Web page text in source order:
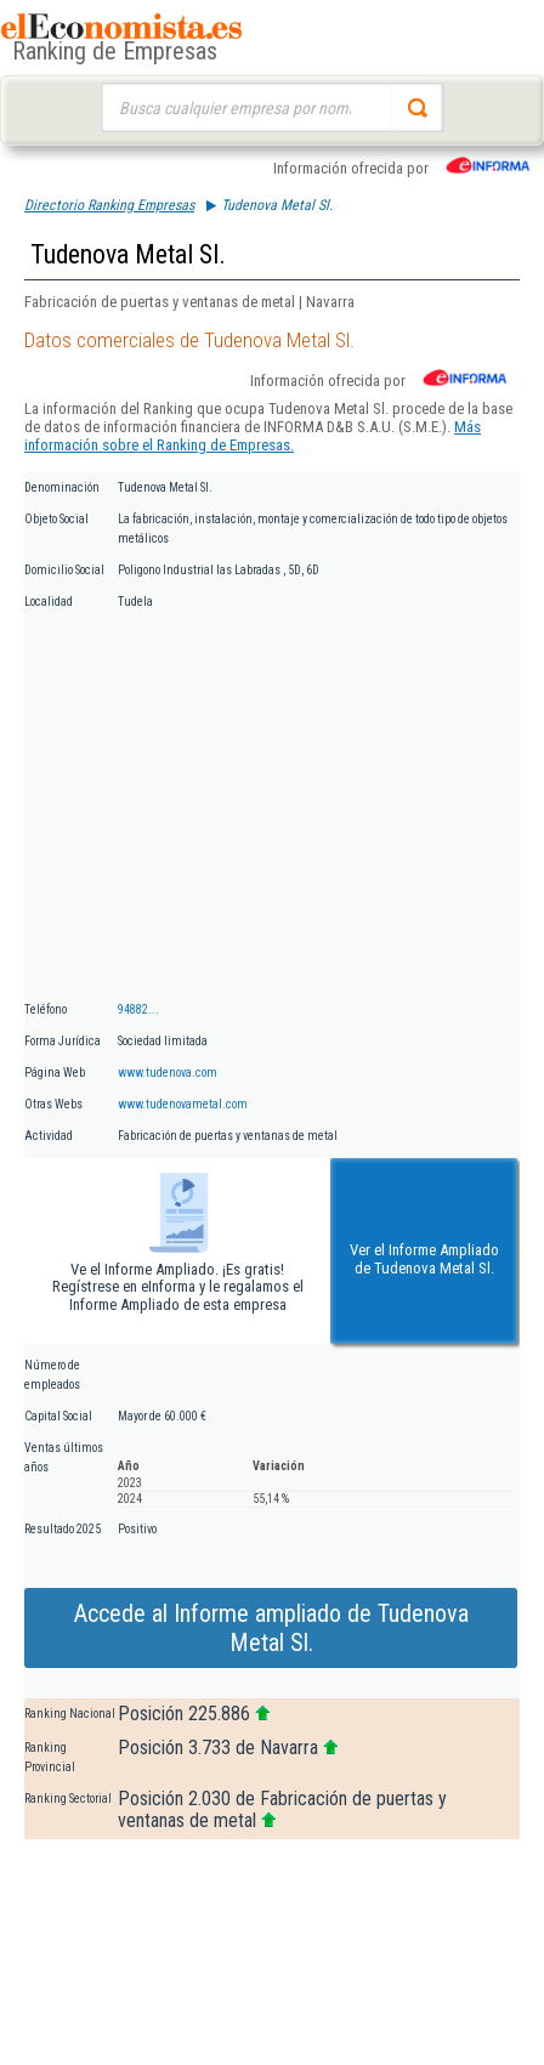
Ranking de Empresas
Información ofrecida por
Directorio Ranking Empresas Tudenova Metal Sl.
Tudenova Metal Sl.
Fabricación de puertas y ventanas de metal | Navarra
Datos comerciales de Tudenova Metal Sl.
Información ofrecida por
La información del Ranking que ocupa Tudenova Metal Sl. procede de la base
de datos de información financiera de INFORMA D&B S.A.U. (S.M.E.). Más
información sobre el Ranking de Empresas.
Denominación Tudenova Metal Sl.
Objeto Social
La fabricación, instalación, montaje y comercialización de todo tipo de objetos
metálicos
Domicilio Social Poligono Industrial las Labradas , 5D, 6D
Localidad Tudela
Teléfono 94882...
Forma Jurídica Sociedad limitada
Página Web www.tudenova.com
Otras Webs www.tudenovametal.com
Actividad Fabricación de puertas y ventanas de metal
Ve el Informe Ampliado. ¡Es gratis!
Regístrese en eInforma y le regalamos el
Informe Ampliado de esta empresa
Ver el Informe Ampliado
de Tudenova Metal Sl.
Número de
empleados
Capital Social Mayor de 60.000 €
Ventas últimos
años
Año
Variación
2023
2024
55,14 %
Resultado 2025 Positivo
Accede al Informe ampliado de Tudenova
Metal Sl.
Ranking Nacional Posición 225.886
Ranking
Provincial
Posición 3.733 de Navarra
Ranking Sectorial
Posición 2.030 de Fabricación de puertas y
ventanas de metal